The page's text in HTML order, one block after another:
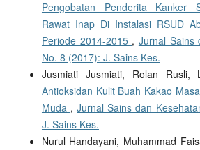
Pengobatan Penderita Kanker
Rawat Inap Di Instalasi RSUD
Periode 2014-2015 , Jurnal Sains
No. 8 (2017): J. Sains Kes.
Jusmiati Jusmiati, Rolan
Antioksidan Kulit Buah Kakao
Muda ,Jurnal Sains dan
J. Sains Kes.
Nurul Handayani, Muhammad